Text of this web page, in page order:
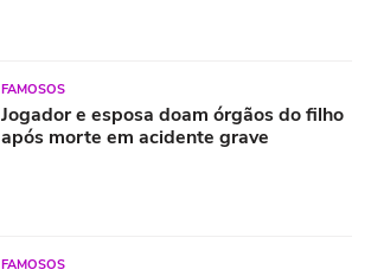
FAMOSOS
Jogador e esposa doam órgãos do filho
após morte em acidente grave
FAMOSOS